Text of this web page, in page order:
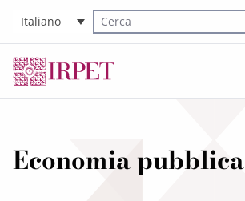
Italiano
Cerca nel sito
Economia pubblica